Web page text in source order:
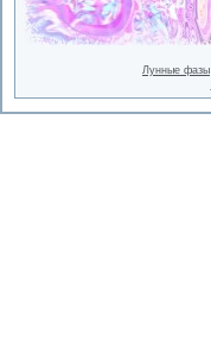
Лунные фазы